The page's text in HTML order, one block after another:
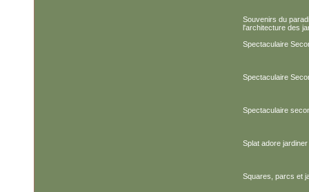
Souvenirs du
l'architecture des
Spectaculaire
Spectaculaire
Spectaculaire
Splat adore jardiner
Squares, parcs et